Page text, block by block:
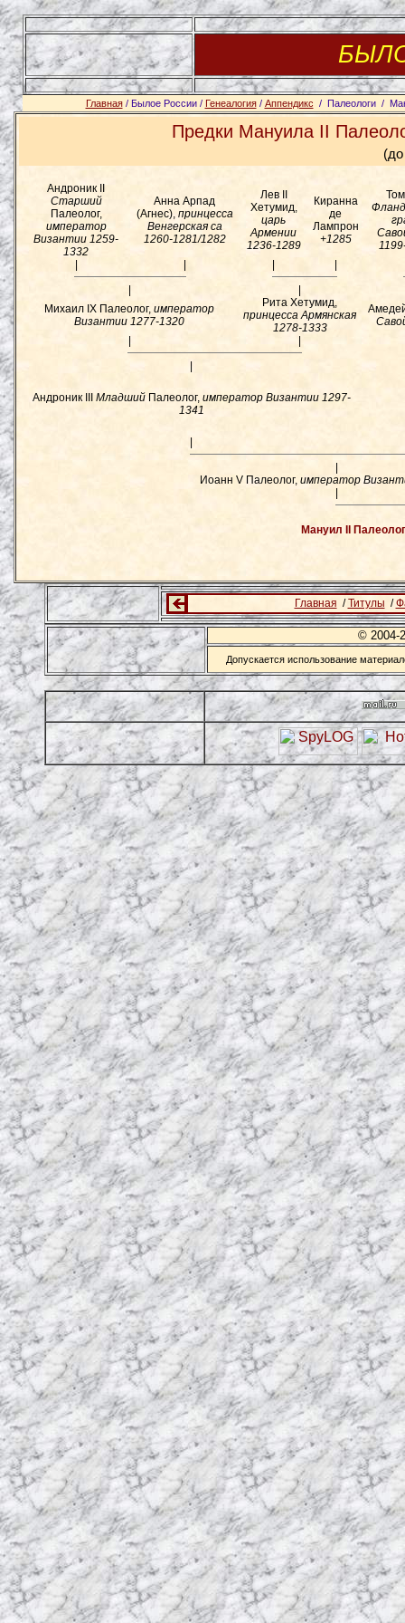
Главная/ Былое России / Генеалогия/ Аппендикс / Палеологи /
Предки Мануила II
Андроник II
Старший
Палеолог,
император
Византии 1259-
1332
Анна Арпад
(Агнес), принцесса
Венгерская ca
1260-1281/1282
Лев II
Хетумид,
царь
Армении
1236-1289
Киранна
де
Лампрон
+1285
Михаил IX Палеолог, император
Византии 1277-1320
Рита Хетумид,
принцесса Армянская
1278-1333
Андроник III МладшийПалеолог, император Византии 1297-
1341
Иоанн V Палеолог, император
Мануил II Палеолог
Главная /Титулы /
© 2004-
Допускается использование